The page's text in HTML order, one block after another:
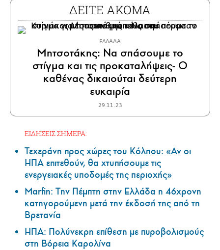
ΔΕΙΤΕ ΑΚΟΜΑ
ΕΛΛΑΔΑ
Μητσοτάκης: Να σπάσουμε το
στίγμα και τις προκαταλήψεις- Ο
καθένας δικαιούται δεύτερη
ευκαιρία
29.11.23
ΕΙΔΗΣΕΙΣ ΣΗΜΕΡΑ:
Τεχεράνη προς χώρες του Κόλπου: «Αν οι
ΗΠΑ επιτεθούν, θα χτυπήσουμε τις
ενεργειακές υποδομές της περιοχής»
Marfin: Την Πέμπτη στην Ελλάδα η 46χρονη
κατηγορούμενη μετά την έκδοσή της από τη
Βρετανία
ΗΠΑ: Πολύνεκρη επίθεση με πυροβολισμούς
στη Βόρεια Καρολίνα